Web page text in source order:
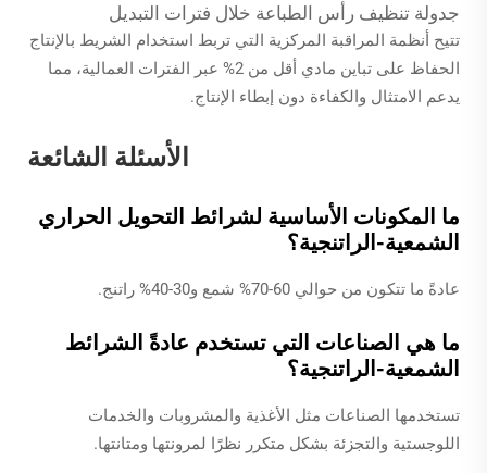
جدولة تنظيف رأس الطباعة خلال فترات التبديل
تتيح أنظمة المراقبة المركزية التي تربط استخدام الشريط بالإنتاج
الحفاظ على تباين مادي أقل من 2% عبر الفترات العمالية، مما
يدعم الامتثال والكفاءة دون إبطاء الإنتاج.
الأسئلة الشائعة
ما المكونات الأساسية لشرائط التحويل الحراري
الشمعية-الراتنجية؟
عادةً ما تتكون من حوالي 60-70% شمع و30-40% راتنج.
ما هي الصناعات التي تستخدم عادةً الشرائط
الشمعية-الراتنجية؟
تستخدمها الصناعات مثل الأغذية والمشروبات والخدمات
اللوجستية والتجزئة بشكل متكرر نظرًا لمرونتها ومتانتها.